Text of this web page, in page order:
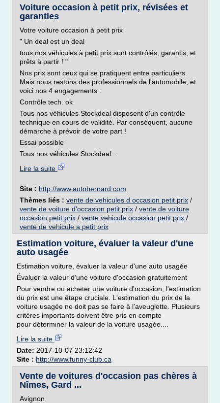
Voiture occasion à petit prix, révisées et
garanties
Votre voiture occasion à petit prix
" Un deal est un deal
tous nos véhicules à petit prix sont contrôlés, garantis, et
prêts à partir ! "
Nos prix sont ceux qui se pratiquent entre particuliers.
Mais nous restons des professionnels de l'automobile, et
voici nos 4 engagements :
Contrôle tech. ok
Tous nos véhicules Stockdeal disposent d'un contrôle
technique en cours de validité. Par conséquent, aucune
démarche à prévoir de votre part !
Essai possible
Tous nos véhicules Stockdeal...
Lire la suite
Site : http://www.autobernard.com
Thèmes liés : vente de vehicules d occasion petit prix /
vente de voiture d'occasion petit prix / vente de voiture
occasion petit prix / vente vehicule occasion petit prix /
vente de vehicule a petit prix
Estimation voiture, évaluer la valeur d'une
auto usagée
Estimation voiture, évaluer la valeur d'une auto usagée
Évaluer la valeur d'une voiture d'occasion gratuitement
Pour vendre ou acheter une voiture d'occasion, l'estimation
du prix est une étape cruciale. L'estimation du prix de la
voiture usagée ne doit pas se faire à l'aveuglette. Plusieurs
critères importants doivent être pris en compte
pour déterminer la valeur de la voiture usagée....
Lire la suite
Date: 2017-10-07 23:12:42
Site : http://www.funny-club.ca
Vente de voitures d'occasion pas chères à
Nîmes, Gard ...
Avignon